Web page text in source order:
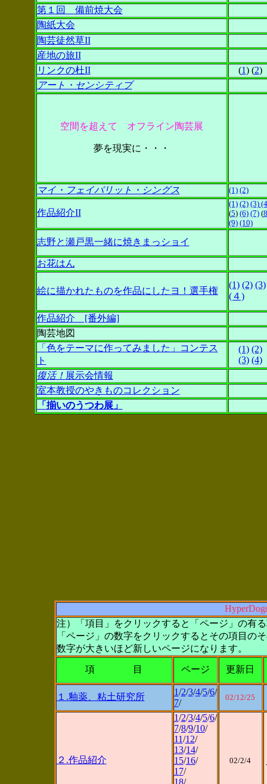
第１回 備前焼大会
陶紙大会
陶芸徒然草II
産地の旅II
リンクの杜II
(1) (2)
アート・センシティブ
空間を超えて オフライン陶芸展
夢を現実に・・・
マイ・フェイバリット・シングス (1) (2)
作品紹介II
(1) (2) (3)
(5) (6) (7)(8
(9) (10)
志野と瀬戸黒一緒に焼きまっショイ
お花はん
絵に描かれたものを作品にしたヨ！選手権
(1) (2) (3)
(４)
作品紹介 [番外編]
陶芸地図
「色をテーマに作ってみました」コンテス
ト
(1) (2)
(3) (4)
復活！ 展示会情報
室本教授のやきものコレクション
「揃いのうつわ展」
注）「項目」をクリックすると「ページ」の有
「ページ」の数字をクリックするとその項目の
数字が大きいほど新しいページになります。
項 目 ページ 更新日
１.釉薬、粘土研究所 1/2/3/4/5/6/
7/
02/12/25
２.作品紹介
1/2/3/4/5/6/
7/8/9/10/
11/12/
13/14/
15/16/
17/
18/
02/2/4